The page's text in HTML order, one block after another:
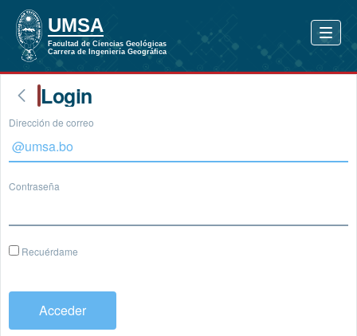
Login
Dirección de correo
Contraseña
Recuérdame
Acceder